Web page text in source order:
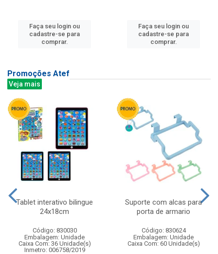
Faça seu login ou
cadastre-se para
comprar.
Faça seu login ou
cadastre-se para
comprar.
Promoções Atef
Veja mais
Tablet interativo bilingue
24x18cm
Código: 830030
Embalagem: Unidade
Caixa Com: 36 Unidade(s)
Inmetro: 006758/2019
Suporte com alcas para
porta de armario
Código: 830624
Embalagem: Unidade
Caixa Com: 60 Unidade(s)